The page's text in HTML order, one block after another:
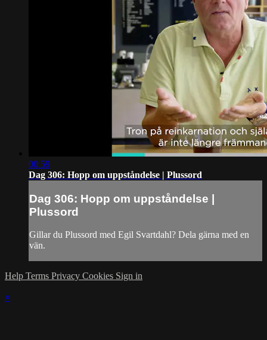
00:59
Dag 306: Hopp om uppståndelse | Plussord
Dag 306: Hopp om uppståndelse |
Plussord
Gillar du Plussord med Egil Svartdahl? Dela gärna med en
vän.
Help Terms Privacy Cookies Sign in
×